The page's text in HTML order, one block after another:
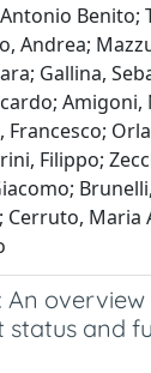
Benito;
Andrea;
Gallina,
Amigoni,
Francesco;
Filippo;
Cerruto, Maria
An overview
status and